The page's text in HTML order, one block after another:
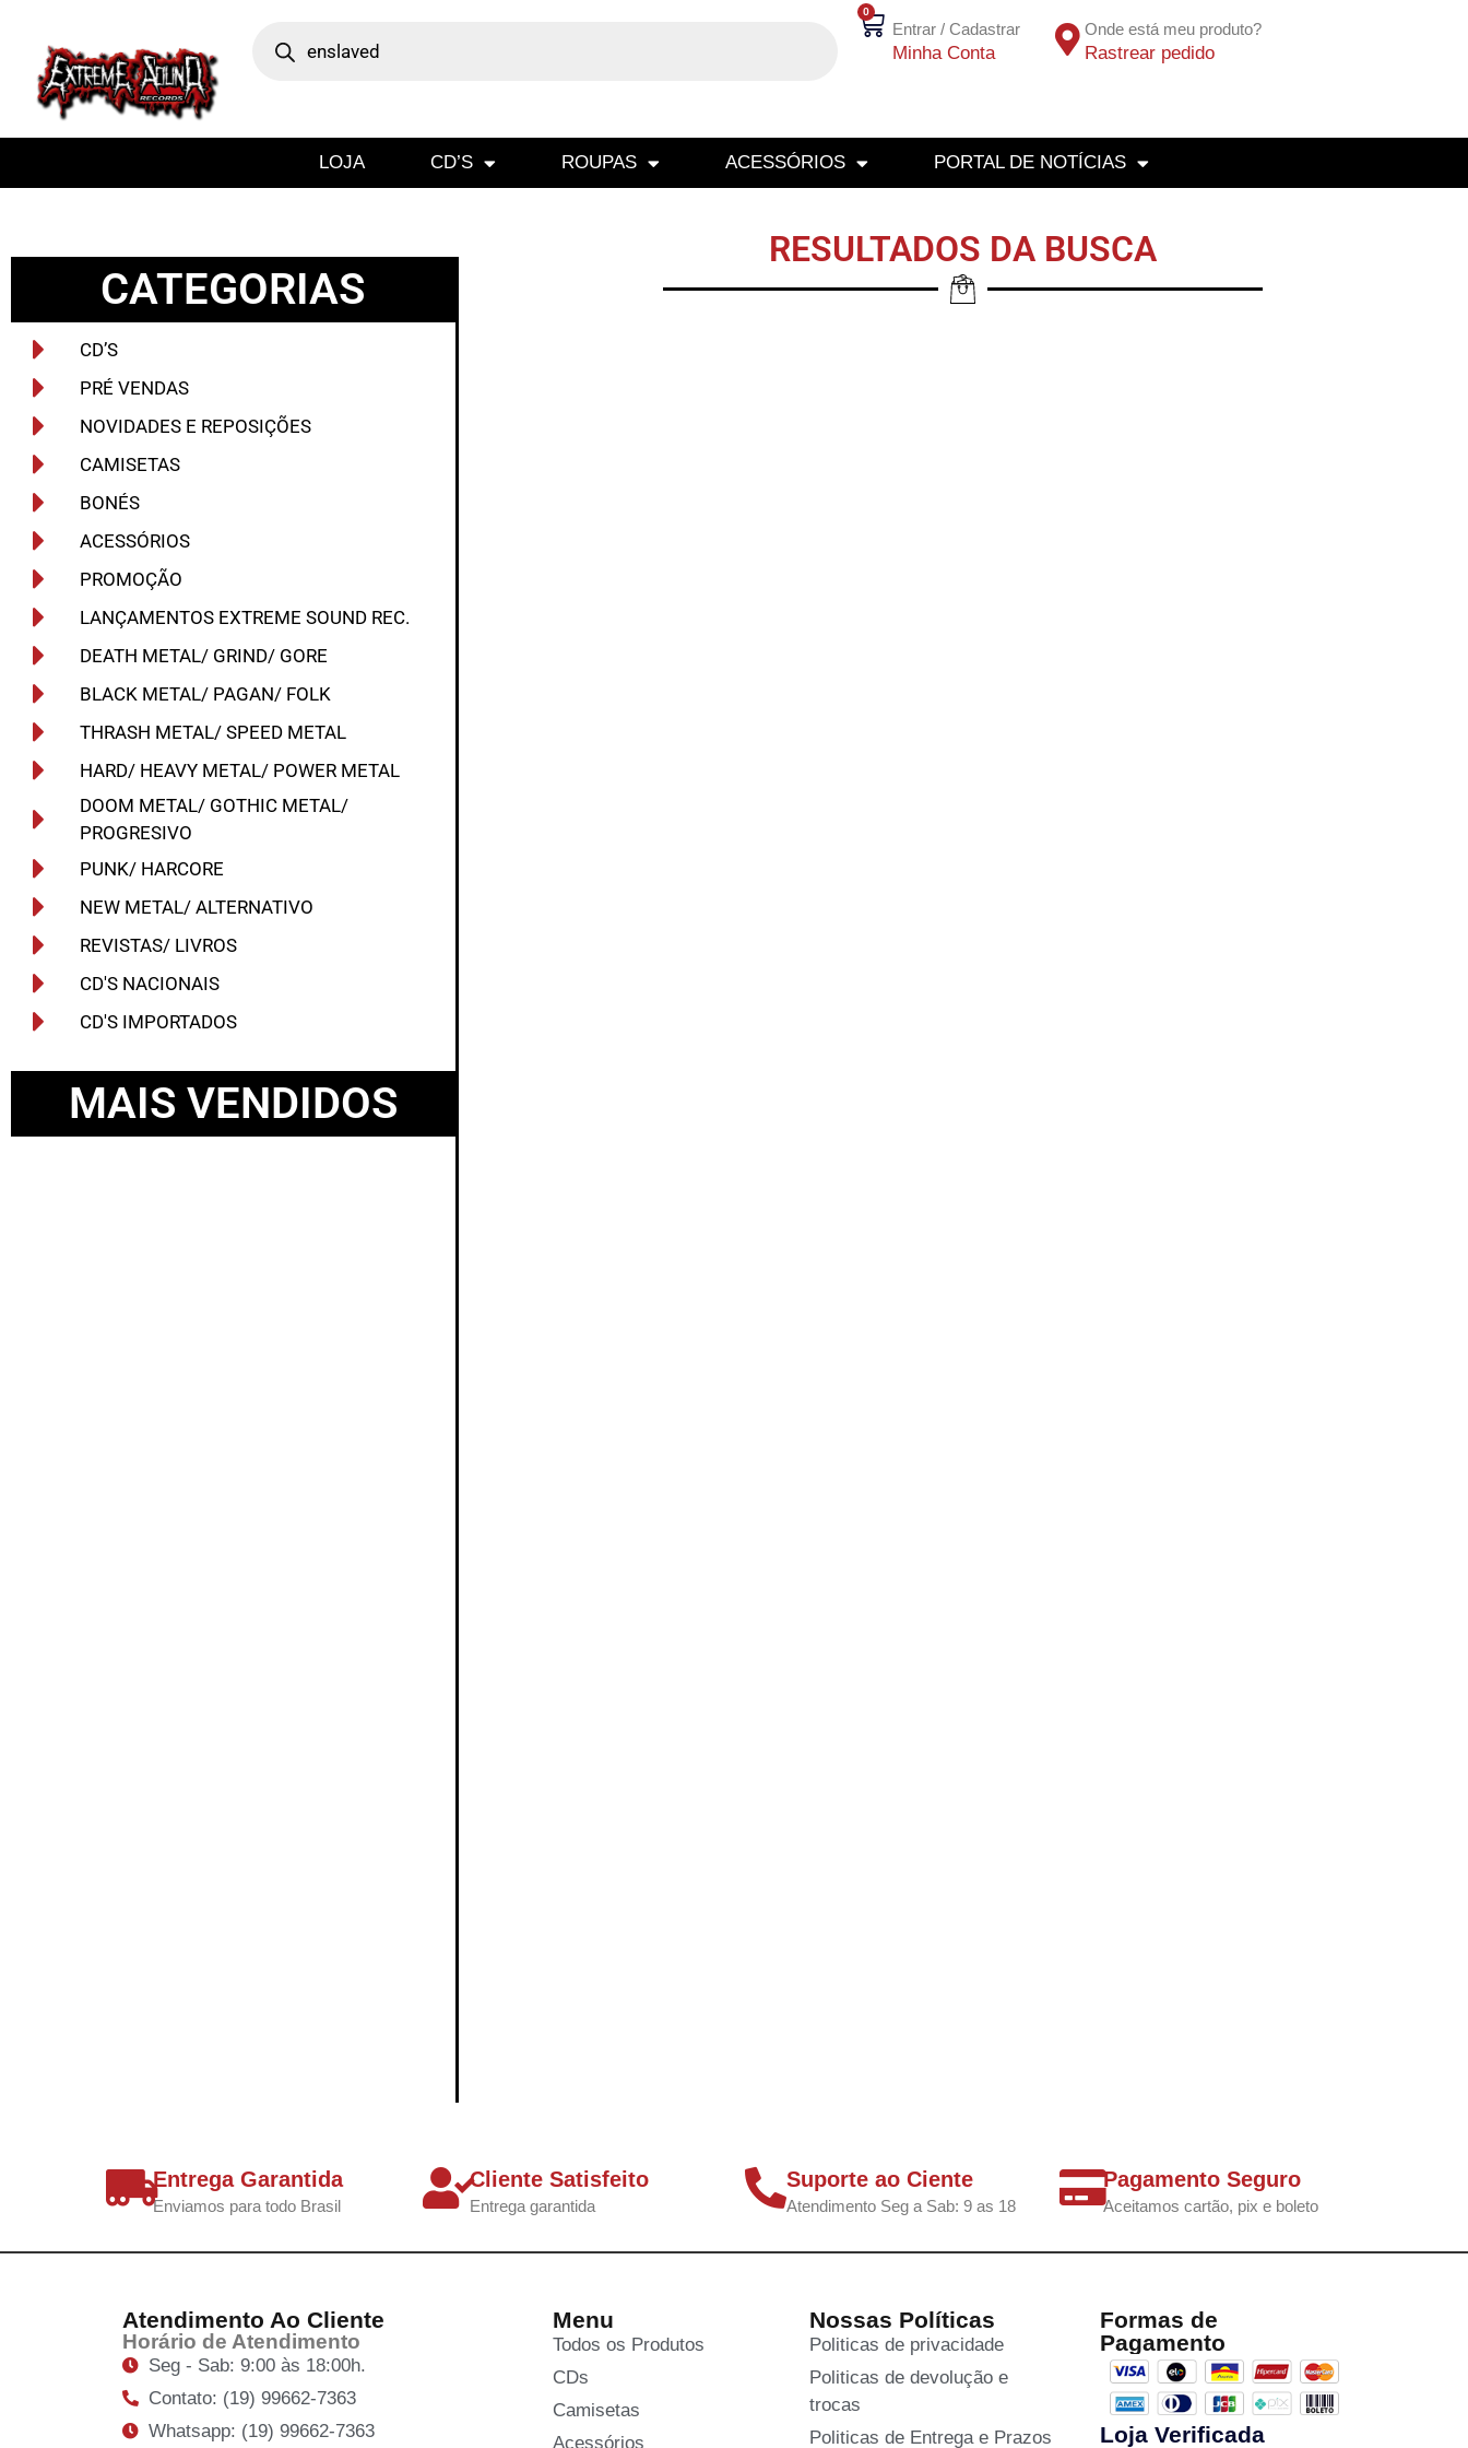
0
Entrar / Cadastrar
Minha Conta
Onde está meu produto?
Rastrear pedido
LOJA CD’S ROUPAS ACESSÓRIOS PORTAL DE NOTÍCIAS
CATEGORIAS
CD’S
PRÉ VENDAS
NOVIDADES E REPOSIÇÕES
CAMISETAS
BONÉS
ACESSÓRIOS
PROMOÇÃO
LANÇAMENTOS EXTREME SOUND REC.
DEATH METAL/ GRIND/ GORE
BLACK METAL/ PAGAN/ FOLK
THRASH METAL/ SPEED METAL
HARD/ HEAVY METAL/ POWER METAL
DOOM METAL/ GOTHIC METAL/
PROGRESIVO
PUNK/ HARCORE
NEW METAL/ ALTERNATIVO
REVISTAS/ LIVROS
CD'S NACIONAIS
CD'S IMPORTADOS
MAIS VENDIDOS
RESULTADOS DA BUSCA
Entrega Garantida
Enviamos para todo Brasil
Cliente Satisfeito
Entrega garantida
Suporte ao Ciente
Atendimento Seg a Sab: 9 as 18
Pagamento Seguro
Aceitamos cartão, pix e boleto
Atendimento Ao Cliente
Horário de Atendimento
Seg - Sab: 9:00 às 18:00h.
Contato: (19) 99662-7363
Whatsapp: (19) 99662-7363
Menu
Todos os Produtos
CDs
Camisetas
Acessórios
Nossas Políticas
Politicas de privacidade
Politicas de devolução e
trocas
Politicas de Entrega e Prazos
Formas de
Pagamento
Loja Verificada